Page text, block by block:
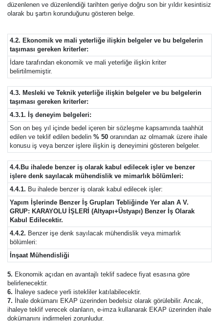
düzenlenen ve düzenlendiği tarihten geriye doğru son bir yıldır kesintisiz
olarak bu şartın korunduğunu gösteren belge.
4.2. Ekonomik ve mali yeterliğe ilişkin belgeler ve bu belgelerin
taşıması gereken kriterler:
İdare tarafından ekonomik ve mali yeterliğe ilişkin kriter
belirtilmemiştir.
4.3. Mesleki ve Teknik yeterliğe ilişkin belgeler ve bu belgelerin
taşıması gereken kriterler:
4.3.1. İş deneyim belgeleri:
Son on beş yıl içinde bedel içeren bir sözleşme kapsamında taahhüt
edilen ve teklif edilen bedelin % 50 oranından az olmamak üzere ihale
konusu iş veya benzer işlere ilişkin iş deneyimini gösteren belgeler.
4.4.Bu ihalede benzer iş olarak kabul edilecek işler ve benzer
işlere denk sayılacak mühendislik ve mimarlık bölümleri:
4.4.1. Bu ihalede benzer iş olarak kabul edilecek işler:
Yapım İşlerinde Benzer İş Grupları Tebliğinde Yer alan A V.
GRUP: KARAYOLU İŞLERİ (Altyapı+Üstyapı) Benzer İş Olarak
Kabul Edilecektir.
4.4.2. Benzer işe denk sayılacak mühendislik veya mimarlık
bölümleri:
İnşaat Mühendisliği
5. Ekonomik açıdan en avantajlı teklif sadece fiyat esasına göre
belirlenecektir.
6.
İhaleye sadece yerli istekliler katılabilecektir.
7.
İhale dokümanı EKAP üzerinden bedelsiz olarak görülebilir. Ancak,
ihaleye teklif verecek olanların, e-imza kullanarak EKAP üzerinden ihale
dokümanını indirmeleri zorunludur.